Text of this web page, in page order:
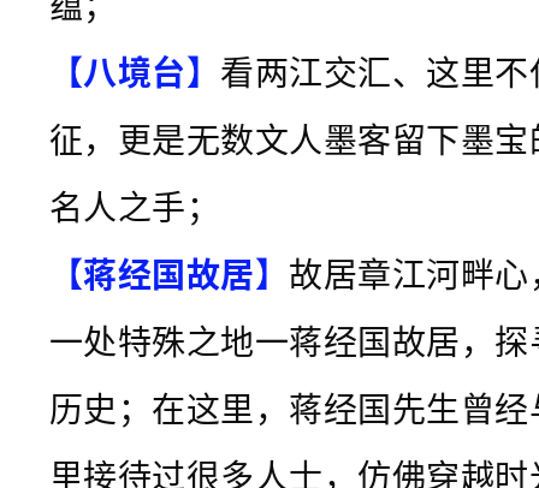
【八境台】 看两江交汇、这里
征，更是无数文人墨客留下墨
名人之手；
【蒋经国故居】 故居章江河畔
一处特殊之地一蒋经国故居，
历史；在这里，蒋经国先生曾
里接待过很多人士，仿佛穿越